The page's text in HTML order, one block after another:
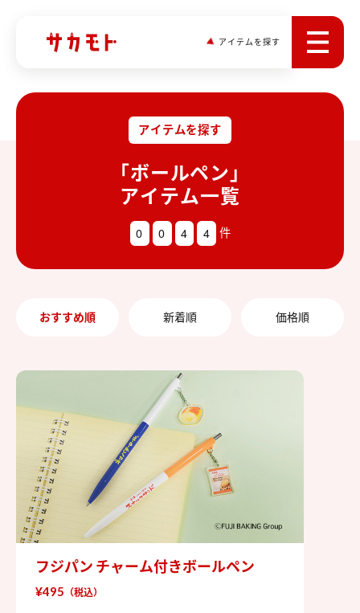
アイテムを探す
アイテムを探す
「ボールペン」
アイテム一覧
0 0 4 4 件
おすすめ順 新着順 価格順
フジパン チャーム付きボールペン
フジパン チャーム付きボールペン
¥495 （税込）